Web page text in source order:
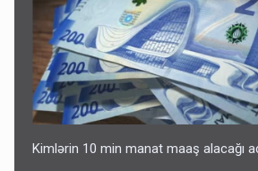
Kimlərin 10 min manat maaş alacağı